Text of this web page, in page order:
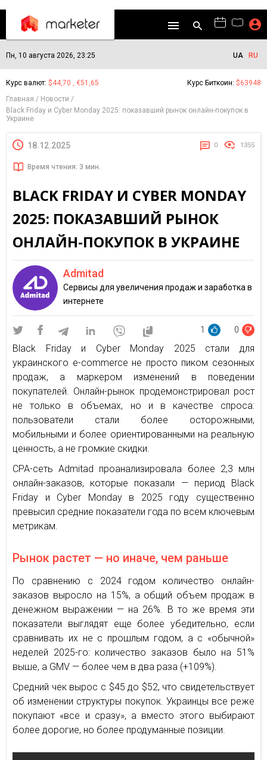
Пн, 10 августа 2026, 23:25 UA RU
Курс валют: $44,70 , €51,65 Курс Биткоин: $63948
Главная
Новости
Black Friday и Cyber ​​Monday 2025: показавший рынок онлайн-покупок в
Украине
18.12.2025 0 1355
Время чтения: 3 мин.
BLACK FRIDAY И CYBER ​​MONDAY
2025: ПОКАЗАВШИЙ РЫНОК
ОНЛАЙН-ПОКУПОК В УКРАИНЕ
Admitad
Сервисы для увеличения продаж и заработка в
интернете
1 0
Black Friday и Cyber Monday 2025 стали для
украинского e-commerce не просто пиком сезонных
продаж, а маркером изменений в поведении
покупателей. Онлайн-рынок продемонстрировал рост
не только в объемах, но и в качестве спроса:
пользователи стали более осторожными,
мобильными и более ориентированными на реальную
ценность, а не громкие скидки.
CPA-сеть Admitad проанализировала более 2,3 млн
онлайн-заказов, которые показали — период Black
Friday и Cyber Monday в 2025 году существенно
превысил средние показатели года по всем ключевым
метрикам.
Рынок растет — но иначе, чем раньше
По сравнению с 2024 годом количество онлайн-
заказов выросло на 15%, а общий объем продаж в
денежном выражении — на 26%. В то же время эти
показатели выглядят еще более убедительно, если
сравнивать их не с прошлым годом, а с «обычной»
неделей 2025-го: количество заказов было на 51%
выше, а GMV — более чем в два раза (+109%).
Средний чек вырос с $45 до $52, что свидетельствует
об изменении структуры покупок. Украинцы все реже
покупают «все и сразу», а вместо этого выбирают
более дорогие, но более продуманные позиции.